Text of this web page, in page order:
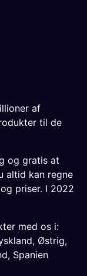
af
til de
og gratis at
altid kan regne
priser. I 2022
med os i:
, Østrig,
, Spanien